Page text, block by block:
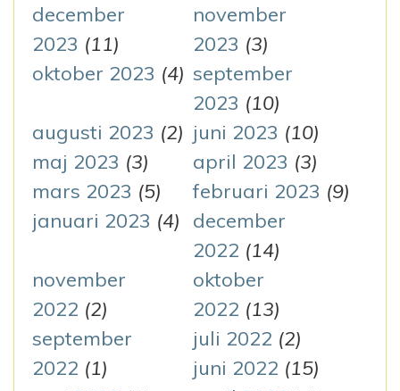
december
2023 (11)
november
2023 (3)
oktober 2023 (4) september
2023 (10)
augusti 2023 (2) juni 2023 (10)
maj 2023 (3) april 2023 (3)
mars 2023 (5) februari 2023 (9)
januari 2023 (4)
december
2022 (14)
november
2022 (2)
oktober
2022 (13)
september
2022 (1)
juli 2022 (2)
juni 2022 (15)